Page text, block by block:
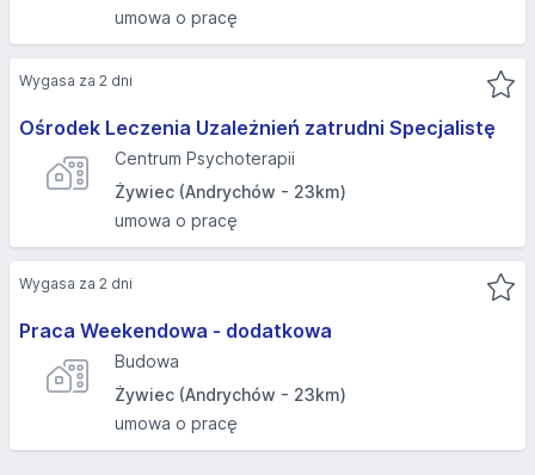
umowa o pracę
Ośrodek Leczenia Uzależnień zatrudni Specjalistę
Centrum Psychoterapii
Żywiec (Andrychów - 23km)
umowa o pracę
Wygasa za 2 dni
Praca Weekendowa - dodatkowa
Budowa
Żywiec (Andrychów - 23km)
umowa o pracę
Wygasa za 2 dni